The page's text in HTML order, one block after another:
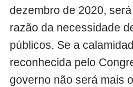
dezembro de 2020,
razão da necessidade
públicos. Se a
reconhecida pelo
governo não será mais